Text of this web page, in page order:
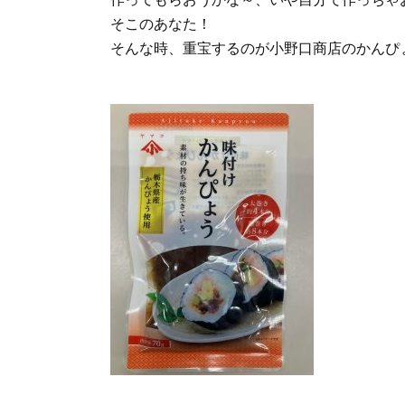
そこのあなた！
そんな時、重宝するのが小野口商店のかんぴ